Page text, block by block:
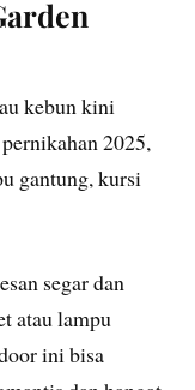
kebun kini
2025,
gantung, kursi
segar dan
atau lampu
ini bisa